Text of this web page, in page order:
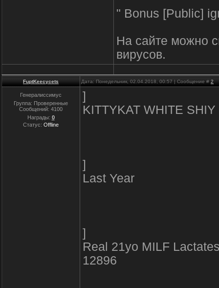
" Bonus [Public]
На сайте можно
вирусов.
FuptKeecycets Дата: Понедельник, 02.04.2018, 00:57 | Сообщение # 2
Генералиссимус
Группа: Проверенные
Сообщений: 4100
Награды: 0
Статус: Offline
]
KITTYKAT WHITE SHIY
]
Last Year
]
Real 21yo MILF
12896